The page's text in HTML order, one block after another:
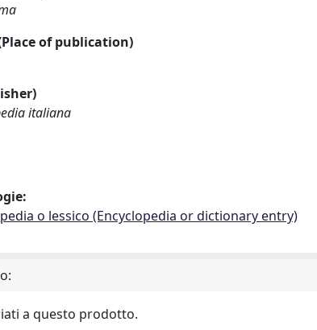
of publication)
italiana
o lessico (Encyclopedia or dictionary entry)
a questo prodotto.